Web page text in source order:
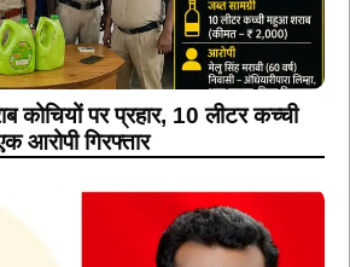
कोचियों पर प्रहार, 10 लीटर कच्ची
आरोपी गिरफ्तार